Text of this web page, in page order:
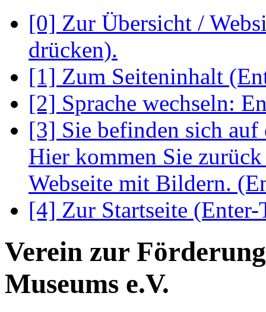
[0] Zur Übersicht /
drücken).
[1] Zum Seiteninhalt
[2] Sprache wechseln:
[3] Sie befinden sich auf
Hier kommen Sie
Webseite mit Bildern.
[4] Zur Startseite (Enter-
Verein zur
Museums e.V.